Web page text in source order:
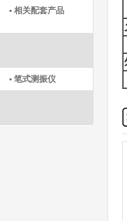
• 相关配套产品
• 笔式测振仪​